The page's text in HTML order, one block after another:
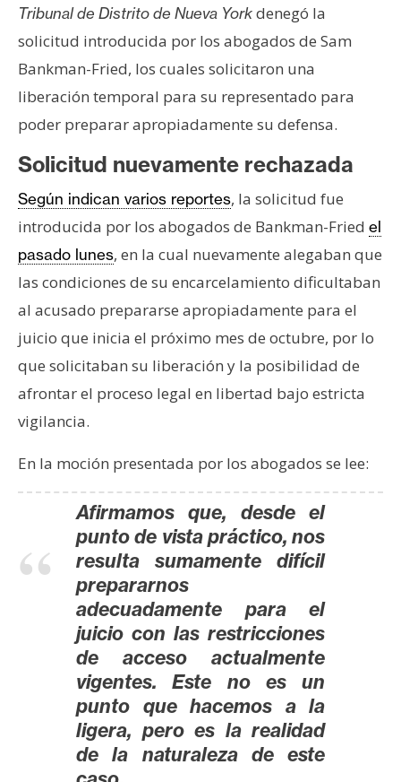
l
i
s
i
s
N
o
t
a
s
d
e
r
e
n
s
m
R
Tribunal de Distrito de Nueva Yorkdenegó la
solicitud introducida por los abogados de Sam
Bankman-Fried, los cuales solicitaron una
liberación temporal para su representado para
poder preparar apropiadamente su defensa.
Solicitud nuevamente rechazada
Según indican varios reportes, la solicitud fue
introducida por los abogados de Bankman-Fried el
pasado lunes, en la cual nuevamente alegaban que
las condiciones de su encarcelamiento dificultaban
al acusado prepararse apropiadamente para el
juicio que inicia el próximo mes de octubre, por lo
que solicitaban su liberación y la posibilidad de
afrontar el proceso legal en libertad bajo estricta
vigilancia.
En la moción presentada por los abogados se lee:
Afirmamos que, desde el
punto de vista práctico, nos
resulta sumamente difícil
prepararnos
adecuadamente para el
juicio con las restricciones
de acceso actualmente
vigentes. Este no es un
punto que hacemos a la
ligera, pero es la realidad
de la naturaleza de este